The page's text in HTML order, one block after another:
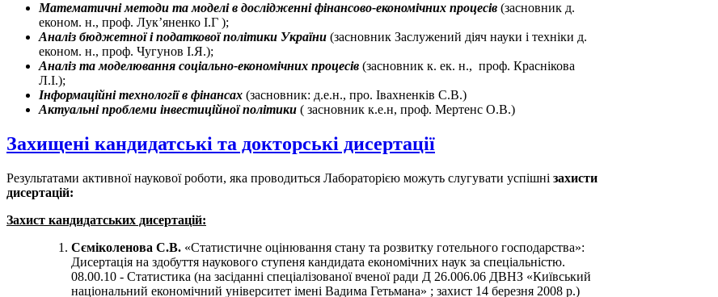
Математичні методи та моделі в дослідженні фінансово-економічних процесів (засновник д.
економ. н., проф. Лук’яненко І.Г );
Аналіз бюджетної і податкової політики України (засновник Заслужений діяч науки і техніки д.
економ. н., проф. Чугунов І.Я.);
Аналіз та моделювання соціально-економічних процесів (засновник к. ек. н., проф. Краснікова
Л.І.);
Інформаційні технології в фінансах (засновник: д.е.н., про. Івахненків С.В.)
Актуальні проблеми інвестиційної політики ( засновник к.е.н, проф. Мертенс О.В.)
Захищені кандидатські та докторські дисертації
Результатами активної наукової роботи, яка проводиться Лабораторією можуть слугувати успішні захисти
дисертацій:
Захист кандидатських дисертацій:
Сєміколенова С.В. «Статистичне оцінювання стану та розвитку готельного господарства»:
Дисертація на здобуття наукового ступеня кандидата економічних наук за спеціальністю.
08.00.10 - Статистика (на засіданні спеціалізованої вченої ради Д 26.006.06 ДВНЗ «Київський
національний економічний університет імені Вадима Гетьмана» ; захист 14 ­березня 2008 р.)